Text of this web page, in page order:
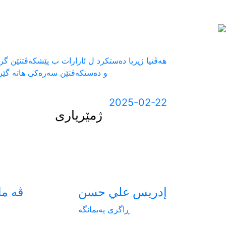
هەڤتیا ژیریا دەستکرد ل ئارارات ب پێشکەڤتنێن
و دەستکەڤتێن سەرەکی هاتە
2025-02-22
ژمێریاری
إدريس علي حسن
ڕاگری پەیمانگە
ڤه